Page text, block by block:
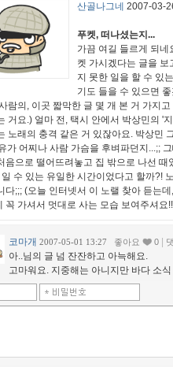
산골나그네 2007-03-
푸켓, 떠나셨는지...
가끔 여길 들르게 되네
켓 가시겠다는 글을
지 못한 일을 할 수 있
기도 들을 수 있으면
람의, 이곳 짧막한 글 몇 개 본 거 가지
거요.) 얼마 전, 택시 안에서 박상민의 '
노래의 충격 같은 거 있잖아요. 박상민
가 어찌나 사람 가슴을 후벼파던지...;;
음으로 떨어뜨려놓고 집 밖으로 나선
일 수 있는 유일한 시간이었다고 할까?!
다;;; (오늘 인터넷서 이 노랠 찾아 듣는
꼭 가셔서 멋대로 사는 모습 보여주셔
코마개 2007-05-01 13:27 좋아요 0
아..님의 글 넘 잔잔하고 아늑해요.
고마워요. 지중해는 아니지만 바다 소